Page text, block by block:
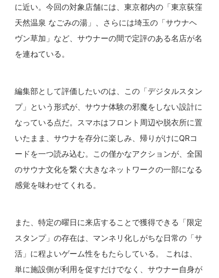
に近い。今回の対象店舗には、東京都内の「東京荻窪
天然温泉 なごみの湯」、さらには埼玉の「サウナヘ
ヴン草加」など、サウナーの間で定評のある名店が名
を連ねている。
編集部として評価したいのは、この「デジタルスタン
プ」という形式が、サウナ体験の邪魔をしない設計に
なっている点だ。スマホはフロント周辺や脱衣所に置
いたまま、サウナを存分に楽しみ、帰りがけにQRコ
ードを一つ読み込む。この僅かなアクションが、全国
のサウナ文化を繋ぐ大きなネットワークの一部になる
感覚を味わせてくれる。
また、特定の曜日に来店することで獲得できる「限定
スタンプ」の存在は、マンネリ化しがちな日常の「サ
活」に程よいゲーム性をもたらしている。 これは、
単に施設側が利用を促すだけでなく、サウナー自身が